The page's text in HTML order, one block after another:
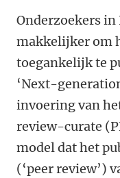
Onderzoekers
makkelijker om
toegankelijk te
‘Next-
invoering van
review-curate
model dat het
(‘peer review’)